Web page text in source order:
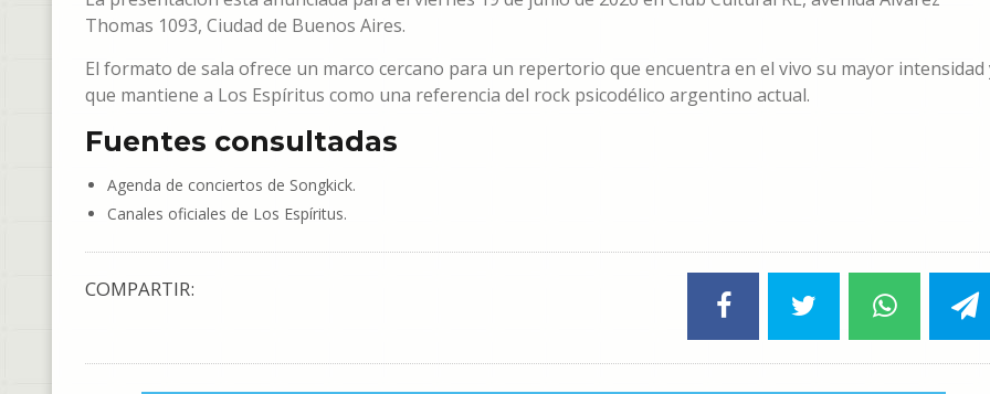
Thomas 1093, Ciudad de Buenos Aires.
El formato de sala ofrece un marco cercano para un repertorio que encuentra en el vivo su mayor intensidad
que mantiene a Los Espíritus como una referencia del rock psicodélico argentino actual.
Fuentes consultadas
Agenda de conciertos de Songkick.
Canales oficiales de Los Espíritus.
COMPARTIR: